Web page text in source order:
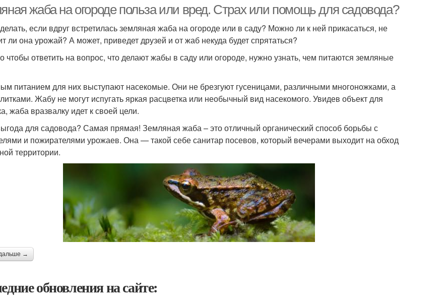
жаба на огороде польза или вред. Страх или помощь для садовода?
если вдруг встретилась земляная жаба на огороде или в саду? Можно ли к ней прикасаться, не
ли она урожай? А может, приведет друзей и от жаб некуда будет спрятаться?
чтобы ответить на вопрос, что делают жабы в саду или огороде, нужно узнать, чем питаются земляные
питанием для них выступают насекомые. Они не брезгуют гусеницами, различными многоножками, а
Жабу не могут испугать яркая расцветка или необычный вид насекомого. Увидев объект для
жаба вразвалку идет к своей цели.
для садовода? Самая прямая! Земляная жаба – это отличный органический способ борьбы с
и пожирателями урожаев. Она — такой себе санитар посевов, который вечерами выходит на обход
территории.
→
обновления на сайте: